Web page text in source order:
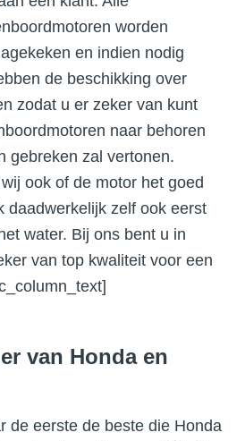
worden
en indien nodig
de beschikking over
zodat u er zeker van kunt
naar behoren
gebreken zal vertonen.
ook of de motor het goed
daadwerkelijk zelf ook eerst
water. Bij ons bent u in
van top kwaliteit voor een
van Honda en
de eerste de beste die Honda